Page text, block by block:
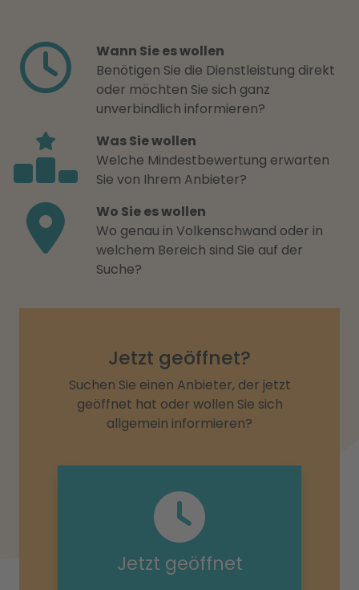
Wann Sie es wollen
Benötigen Sie die Dienstleistung direkt
oder möchten Sie sich ganz
unverbindlich informieren?
Was Sie wollen
Welche Mindestbewertung erwarten
Sie von Ihrem Anbieter?
Wo Sie es wollen
Wo genau in Volkenschwand oder in
welchem Bereich sind Sie auf der
Suche?
Jetzt geöffnet?
Suchen Sie einen Anbieter, der jetzt
geöffnet hat oder wollen Sie sich
allgemein informieren?
Jetzt geöffnet